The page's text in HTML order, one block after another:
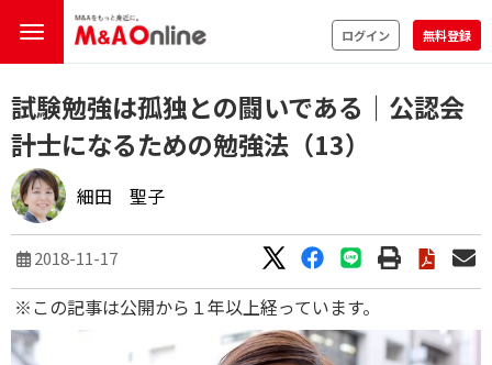
ログイン 無料登録
試験勉強は孤独との闘いである｜公認会
計士になるための勉強法（13）
細田 聖子
2018-11-17
※この記事は公開から１年以上経っています。